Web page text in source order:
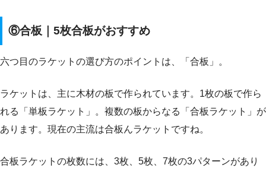
⑥合板｜5枚合板がおすすめ
六つ目のラケットの選び方のポイントは、「合板」。
ラケットは、主に木材の板で作られています。1枚の板で作ら
れる「単板ラケット」。複数の板からなる「合板ラケット」が
あります。現在の主流は合板んラケットですね。
合板ラケットの枚数には、3枚、5枚、7枚の3パターンがあり